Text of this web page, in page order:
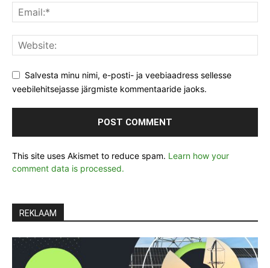
Salvesta minu nimi, e-posti- ja veebiaadress sellesse
veebilehitsejasse järgmiste kommentaaride jaoks.
This site uses Akismet to reduce spam. Learn how your
comment data is processed.
REKLAAM